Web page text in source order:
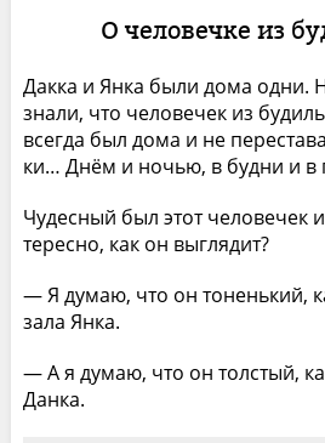
О человечке из
Дакка и Янка были дома одни.
знали, что человечек из
всегда был дома и не
ки… Днём и ночью, в будни и в
Чудесный был этот человечек
тересно, как он выглядит?
— Я думаю, что он тоненький,
зала Янка.
— А я думаю, что он толстый,
Данка.